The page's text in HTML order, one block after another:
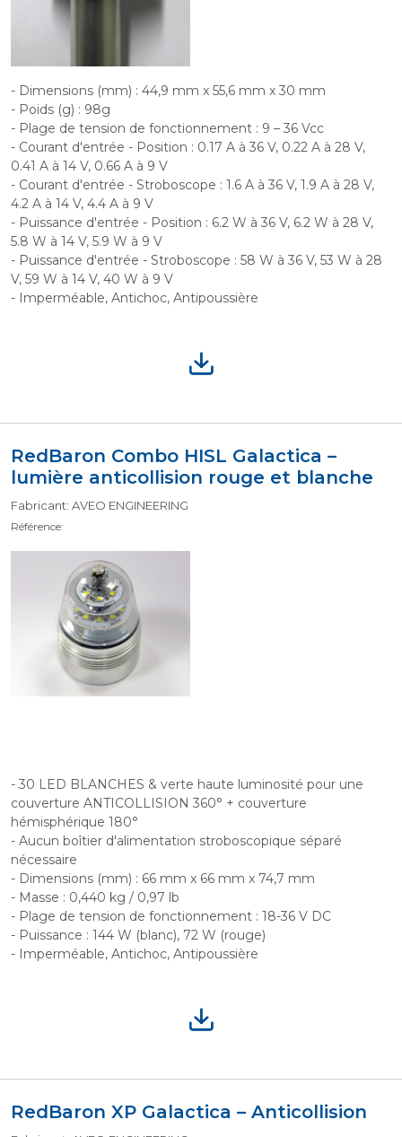
- Dimensions (mm) : 44,9 mm x 55,6 mm x 30 mm
- Poids (g) : 98g
- Plage de tension de fonctionnement : 9 – 36 Vcc
- Courant d'entrée - Position : 0.17 A à 36 V, 0.22 A à 28 V,
0.41 A à 14 V, 0.66 A à 9 V
- Courant d'entrée - Stroboscope : 1.6 A à 36 V, 1.9 A à 28 V,
4.2 A à 14 V, 4.4 A à 9 V
- Puissance d'entrée - Position : 6.2 W à 36 V, 6.2 W à 28 V,
5.8 W à 14 V, 5.9 W à 9 V
- Puissance d'entrée - Stroboscope : 58 W à 36 V, 53 W à 28
V, 59 W à 14 V, 40 W à 9 V
- Imperméable, Antichoc, Antipoussière
RedBaron Combo HISL Galactica –
lumière anticollision rouge et blanche
Fabricant: AVEO ENGINEERING
Référence:
- 30 LED BLANCHES & verte haute luminosité pour une
couverture ANTICOLLISION 360° + couverture
hémisphérique 180°
- Aucun boîtier d'alimentation stroboscopique séparé
nécessaire
- Dimensions (mm) : 66 mm x 66 mm x 74,7 mm
- Masse : 0,440 kg / 0,97 lb
- Plage de tension de fonctionnement : 18-36 V DC
- Puissance : 144 W (blanc), 72 W (rouge)
- Imperméable, Antichoc, Antipoussière
RedBaron XP Galactica – Anticollision